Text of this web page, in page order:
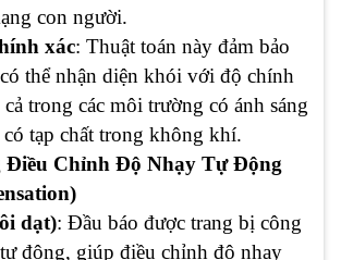
con người.
xác: Thuật toán này đảm bảo
thể nhận diện khói với độ chính
trong các môi trường có ánh sáng
tạp chất trong không khí.
Điều Chỉnh Độ Nhạy Tự Động
dạt): Đầu báo được trang bị công
động, giúp điều chỉnh độ nhạy